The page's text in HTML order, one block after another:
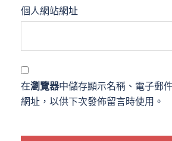
個人網站網址
在瀏覽器中儲存顯示名稱、電子郵
網址，以供下次發佈留言時使用。